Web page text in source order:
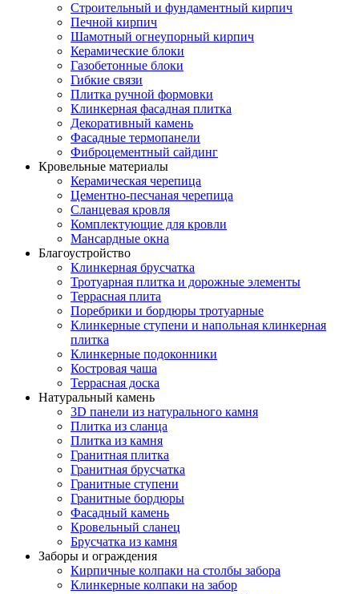
Строительный и фундаментный кирпич
Печной кирпич
Шамотный огнеупорный кирпич
Керамические блоки
Газобетонные блоки
Гибкие связи
Плитка ручной формовки
Клинкерная фасадная плитка
Декоративный камень
Фасадные термопанели
Фиброцементный сайдинг
Кровельные материалы
Керамическая черепица
Цементно-песчаная черепица
Сланцевая кровля
Комплектующие для кровли
Мансардные окна
Благоустройство
Клинкерная брусчатка
Тротуарная плитка и дорожные элементы
Террасная плита
Поребрики и бордюры тротуарные
Клинкерные ступени и напольная клинкерная
плитка
Клинкерные подоконники
Костровая чаша
Террасная доска
Натуральный камень
3D панели из натурального камня
Плитка из сланца
Плитка из камня
Гранитная плитка
Гранитная брусчатка
Гранитные ступени
Гранитные бордюры
Фасадный камень
Кровельный сланец
Брусчатка из камня
Заборы и ограждения
Кирпичные колпаки на столбы забора
Клинкерные колпаки на забор